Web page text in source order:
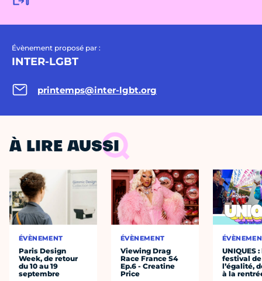
Évènement proposé par :
INTER-LGBT
printemps@inter-lgbt.org
À LIRE AUSSI
ÉVÈNEMENT
Paris Design
Week, de retour
du 10 au 19
septembre
ÉVÈNEMENT
Viewing Drag
Race France S4
Ep.6 - Creatine
Price
UNIQUES :
festival de
l’égalité,
à la